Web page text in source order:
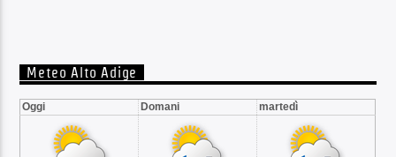
Meteo Alto Adige
Oggi Domani martedì